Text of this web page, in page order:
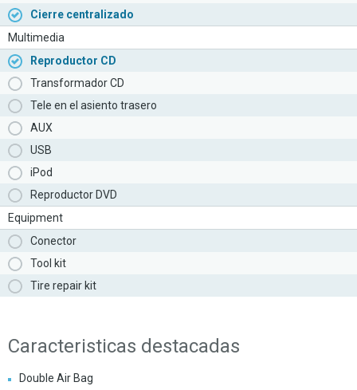
Cierre centralizado
Multimedia
Reproductor CD
Transformador CD
Tele en el asiento trasero
AUX
USB
iPod
Reproductor DVD
Equipment
Conector
Tool kit
Tire repair kit
Caracteristicas destacadas
Double Air Bag